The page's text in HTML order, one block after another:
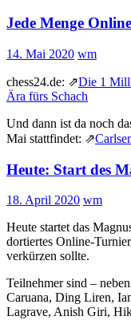
Jede Menge
14. Mai 2020 wm
chess24.de: ⇗Die 1
Ära fürs Schach
Und dann ist da noch
Mai stattfindet: ⇗
Heute: Start des
18. April 2020 wm
Heute startet das
dortiertes Online-
verkürzen sollte.
Teilnehmer sind –
Caruana, Ding Liren,
Lagrave, Anish Giri,